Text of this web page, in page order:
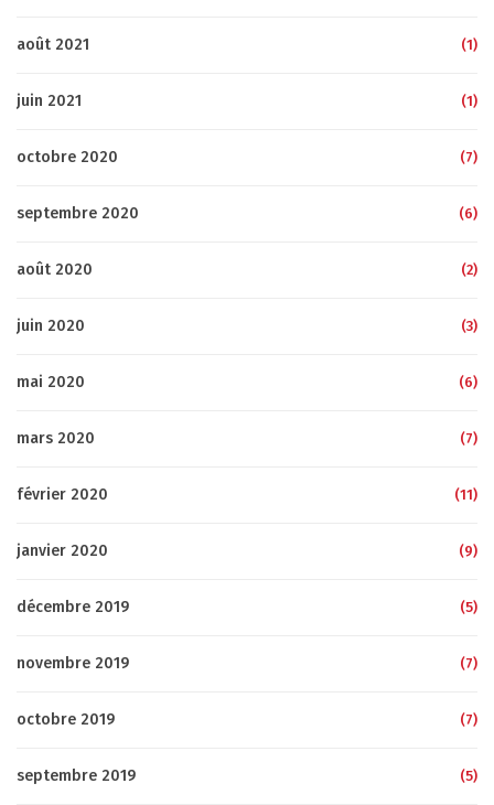
août 2021 (1)
juin 2021 (1)
octobre 2020 (7)
septembre 2020 (6)
août 2020 (2)
juin 2020 (3)
mai 2020 (6)
mars 2020 (7)
février 2020 (11)
janvier 2020 (9)
décembre 2019 (5)
novembre 2019 (7)
octobre 2019 (7)
septembre 2019 (5)